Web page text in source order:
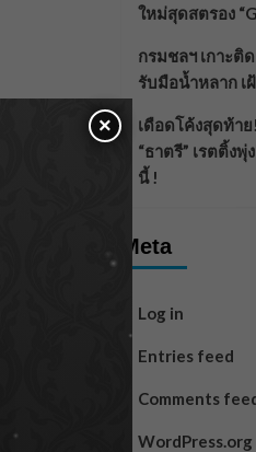
ใหม่สุดสตรอง
กรมชลฯ เกาะติ
รับมือน้ำหลาก เ
เดือดโค้งสุดท้า
“ธาตรี” เรตติ้ง
นี้ !
Meta
Log in
Entries feed
Comments
WordPress.org
×